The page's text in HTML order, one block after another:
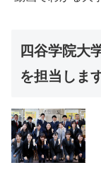
四谷学院大
を担当しま